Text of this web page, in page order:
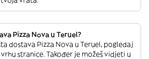
Pizza Nova u Teruel?
dostava Pizza Nova u Teruel, pogledaj
stranice. Također je možeš vidjeti u